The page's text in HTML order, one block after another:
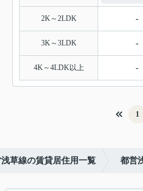
2K～2LDK -
3K～3LDK -
4K～4LDK以上 -
1
草線の賃貸居住用一覧 都営